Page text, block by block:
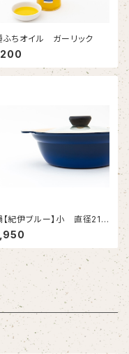
ふちオイル ガーリック
【紀伊ブルー】小 直径21セ